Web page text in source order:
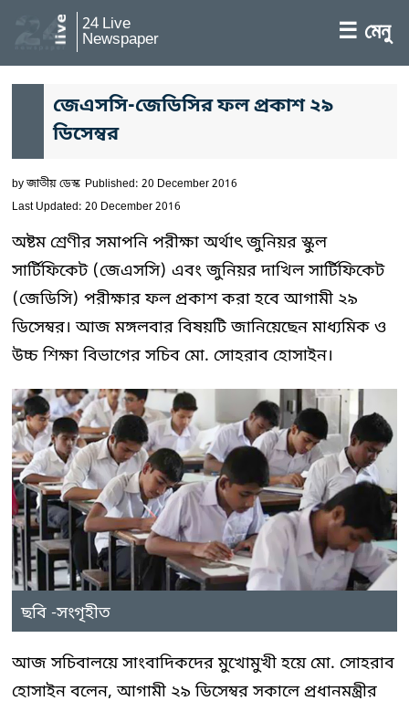
24 Live
Newspaper ☰ মেনু
জেএসসি-জেডিসির ফল প্রকাশ ২৯
ডিসেম্বর
byজাতীয় ডেস্ক Published: 20 December 2016
Last Updated: 20 December 2016
অষ্টম শ্রেণীর সমাপনি পরীক্ষা অর্থাৎ জুনিয়র স্কুল
সার্টিফিকেট (জেএসসি) এবং জুনিয়র দাখিল সার্টিফিকেট
(জেডিসি) পরীক্ষার ফল প্রকাশ করা হবে আগামী ২৯
ডিসেম্বর। আজ মঙ্গলবার বিষয়টি জানিয়েছেন মাধ্যমিক ও
উচ্চ শিক্ষা বিভাগের সচিব মো. সোহরাব হোসাইন।
ছবি -সংগৃহীত
আজ সচিবালয়ে সাংবাদিকদের মুখোমুখী হয়ে মো. সোহরাব
হোসাইন বলেন, আগামী ২৯ ডিসেম্বর সকালে প্রধানমন্ত্রীর